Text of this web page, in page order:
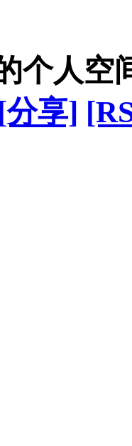
个人空
[分享]